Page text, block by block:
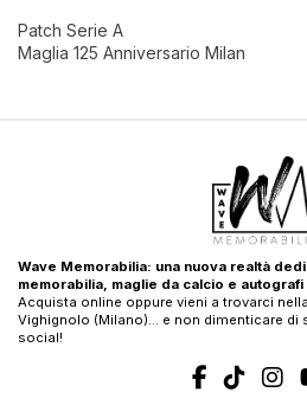
Patch Serie A
Maglia 125 Anniversario Milan
Wave Memorabilia: una nuova realtà
memorabilia, maglie da calcio e
Acquista online oppure vieni a trovarci
Vighignolo (Milano)… e non dimenticare di
social!